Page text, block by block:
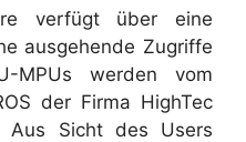
verfügt über eine
ausgehende Zugriffe
MPUs werden vom
der Firma HighTec
Aus Sicht des Users